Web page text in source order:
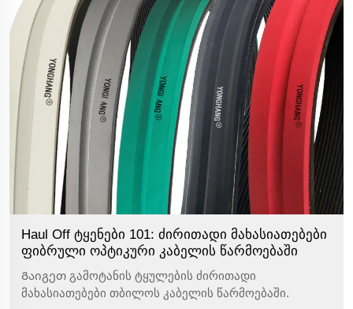
Haul Off ტყენები 101: ძირითადი მახასიათებები
ფიბრული ოპტიკური კაბელის წარმოებაში
Გაიგეთ გამოტანის ტყულების ძირითადი
მახასიათებები თბილოს კაბელის წარმოებაში.